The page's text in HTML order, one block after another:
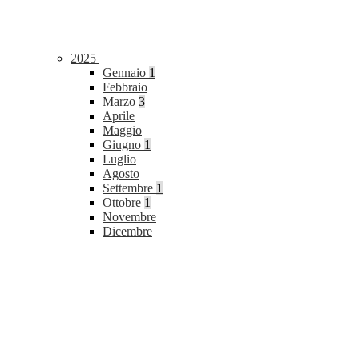
2025
Gennaio 1
Febbraio
Marzo 3
Aprile
Maggio
Giugno 1
Luglio
Agosto
Settembre 1
Ottobre 1
Novembre
Dicembre